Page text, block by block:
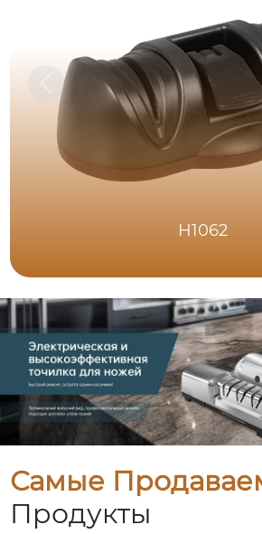
H1062
Самые
Продукты